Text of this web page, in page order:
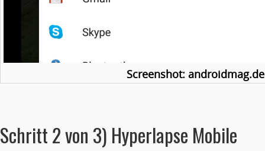
Screenshot: androidmag.de
Schritt 2 von 3) Hyperlapse Mobile